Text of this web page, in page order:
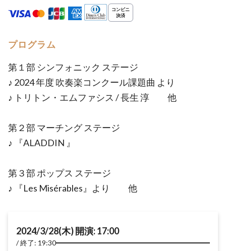
プログラム
第１部 シンフォニック ステージ
♪ 2024 年度 吹奏楽コンクール課題曲 より
♪ トリトン・エムファシス / 長生 淳 他
第２部 マーチング ステージ
♪ 『ALADDIN 』
第３部 ポップス ステージ
♪ 『Les Misérables』より 他
2024/3/28(木) 開演: 17:00
終了: 19:30